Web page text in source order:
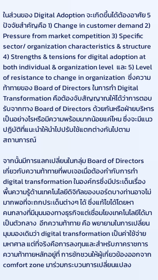
ในส่วนของ Digital Adoption จะเกิดขึ้นได้ต้องอาศัย 5
ปัจจัยสำคัญคือ 1) Change in customer demand 2)
Pressure from market competition 3) Specific
sector/ organization characteristics & structure
4) Strengths & tensions for digital adoption at
both individual & organization level  และ 5) Level
of resistance to change in organization  ซึ่งความ
ท้าทายของ Board of Directors ในการทำ Digital
Transformation คือต้องจับสัญญาณให้ได้ว่าการตอบ
รับจากทาง Board of Directors ด้วยกันหรือฝ่ายบริหาร
เป็นอย่างไรหรือมีความพร้อมมากน้อยแค่ไหน ซึ่งจะมีแนว
ปฏิบัติที่แนะนำให้นำไปปรับใช้แตกต่างกันไปตาม
สถานการณ์
จากนั้นมีการแลกเปลี่ยนในกลุ่ม Board of Directors
เกี่ยวกับความท้าทายที่พบเจอเมื่อต้องกำกับการทำ
digital transformation ในองค์กรซึ่งมีประเด็นเรื่อง
พื้นความรู้ด้านเทคโนโลยีดิจิทัลของบอร์ดบางท่านอาจไม่
มากพอที่จะถกประเด็นต่างๆ ได้ ซึ่งแก้ไขได้โดยหา
คนกลางที่มีมุมมองทางธุรกิจแต่เชื่อมโยงเทคโนโลยีได้มา
เป็นตัวกลาง  อีกความท้าทาย คือ พยายามในการเปลี่ยน
มุมมองเดิมว่า digital transformation เป็นค่าใช้จ่าย
มหาศาล แต่ที่จริงคือการลงทุนและสำหรับภาคราชการ
ความท้าทายหลักอยู่ที่ การชักชวนให้ผู้เกี่ยวข้องออกจาก
comfort zone มาร่วมกระบวนการเปลี่ยนแปลง